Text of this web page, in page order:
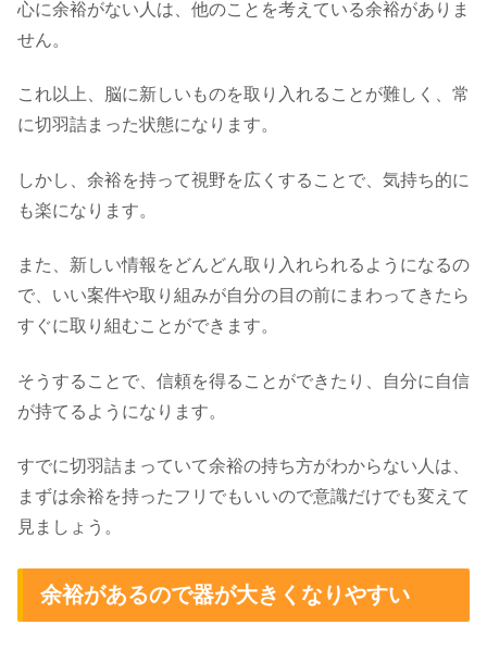
心に余裕がない人は、他のことを考えている余裕がありま
せん。
これ以上、脳に新しいものを取り入れることが難しく、常
に切羽詰まった状態になります。
しかし、余裕を持って視野を広くすることで、気持ち的に
も楽になります。
また、新しい情報をどんどん取り入れられるようになるの
で、いい案件や取り組みが自分の目の前にまわってきたら
すぐに取り組むことができます。
そうすることで、信頼を得ることができたり、自分に自信
が持てるようになります。
すでに切羽詰まっていて余裕の持ち方がわからない人は、
まずは余裕を持ったフリでもいいので意識だけでも変えて
見ましょう。
余裕があるので器が大きくなりやすい